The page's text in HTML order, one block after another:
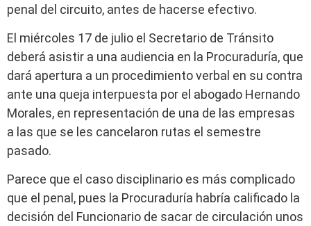
penal del circuito, antes de hacerse efectivo.
El miércoles 17 de julio el Secretario de Tránsito
deberá asistir a una audiencia en la Procuraduría, que
dará apertura a un procedimiento verbal en su contra
ante una queja interpuesta por el abogado Hernando
Morales, en representación de una de las empresas
a las que se les cancelaron rutas el semestre
pasado.
Parece que el caso disciplinario es más complicado
que el penal, pues la Procuraduría habría calificado la
decisión del Funcionario de sacar de circulación unos